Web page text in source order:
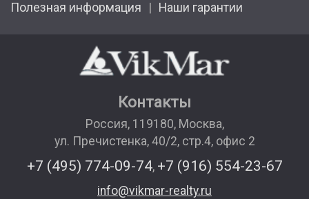
Полезная информация Наши гарантии
Контакты
Россия, 119180, Москва,
ул. Пречистенка, 40/2, стр.4, офис 2
+7 (495) 774-09-74, +7 (916) 554-23-67
info@vikmar-realty.ru